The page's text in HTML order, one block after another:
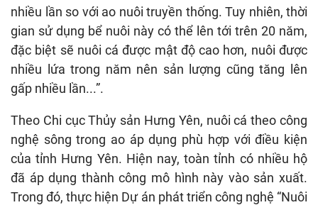
nhiều lần so với ao nuôi truyền thống. Tuy nhiên, thời
gian sử dụng bể nuôi này có thể lên tới trên 20 năm,
đặc biệt sẽ nuôi cá được mật độ cao hơn, nuôi được
nhiều lứa trong năm nên sản lượng cũng tăng lên
gấp nhiều lần...”.
Theo Chi cục Thủy sản Hưng Yên, nuôi cá theo công
nghệ sông trong ao áp dụng phù hợp với điều kiện
của tỉnh Hưng Yên. Hiện nay, toàn tỉnh có nhiều hộ
đã áp dụng thành công mô hình này vào sản xuất.
Trong đó, thực hiện Dự án phát triển công nghệ “Nuôi